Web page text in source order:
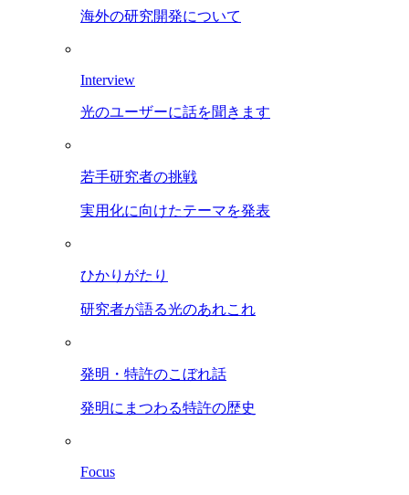
海外の研究開発について
Interview
光のユーザーに話を聞きます
若手研究者の挑戦
実用化に向けたテーマを発表
ひかりがたり
研究者が語る光のあれこれ
発明・特許のこぼれ話
発明にまつわる特許の歴史
Focus